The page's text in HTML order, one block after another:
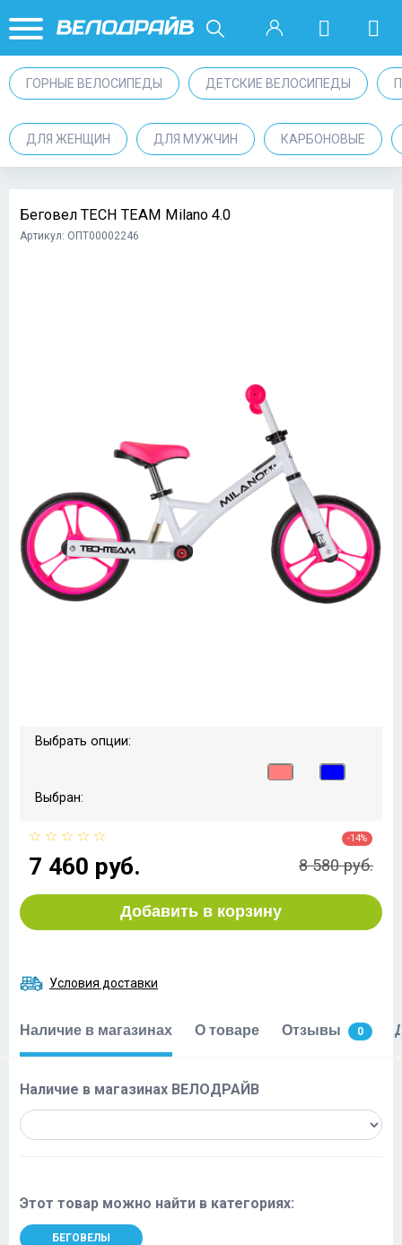
ГОРНЫЕ ВЕЛОСИПЕДЫ ДЕТСКИЕ ВЕЛОСИПЕДЫ
ДЛЯ ЖЕНЩИН ДЛЯ МУЖЧИН КАРБОНОВЫЕ
Беговел TECH TEAM Milano 4.0
Артикул: ОПТ00002246
Выбрать опции:
Выбран:
7 460 руб.
-14%
8 580 руб.
Добавить в корзину
Условия доставки
Наличие в магазинах О товаре Отзывы 0
Наличие в магазинах ВЕЛОДРАЙВ
Этот товар можно найти в категориях:
БЕГОВЕЛЫ